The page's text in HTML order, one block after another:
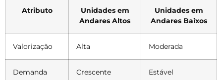
Atributo
Unidades em
Andares Altos
Unidades em
Andares Baixos
Valorização Alta Moderada
Demanda Crescente Estável